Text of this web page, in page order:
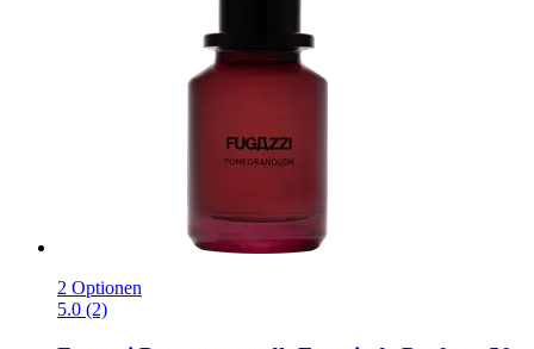
2 Optionen
5.0 (2)